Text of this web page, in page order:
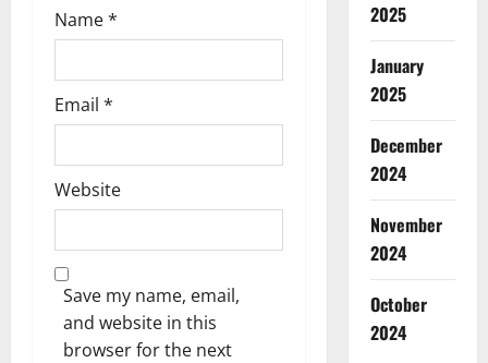
Name*
Email *
Website
Save my name, email,
and website in this
browser for the next
2025
January
2025
December
2024
November
2024
October
2024